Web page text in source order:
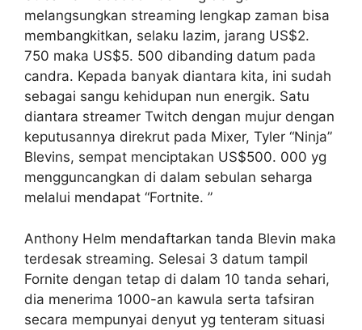
melangsungkan streaming lengkap zaman bisa
membangkitkan, selaku lazim, jarang US$2.
750 maka US$5. 500 dibanding datum pada
candra. Kepada banyak diantara kita, ini sudah
sebagai sangu kehidupan nun energik. Satu
diantara streamer Twitch dengan mujur dengan
keputusannya direkrut pada Mixer, Tyler “Ninja”
Blevins, sempat menciptakan US$500. 000 yg
mengguncangkan di dalam sebulan seharga
melalui mendapat “Fortnite. ”
Anthony Helm mendaftarkan tanda Blevin maka
terdesak streaming. Selesai 3 datum tampil
Fornite dengan tetap di dalam 10 tanda sehari,
dia menerima 1000-an kawula serta tafsiran
secara mempunyai denyut yg tenteram situasi